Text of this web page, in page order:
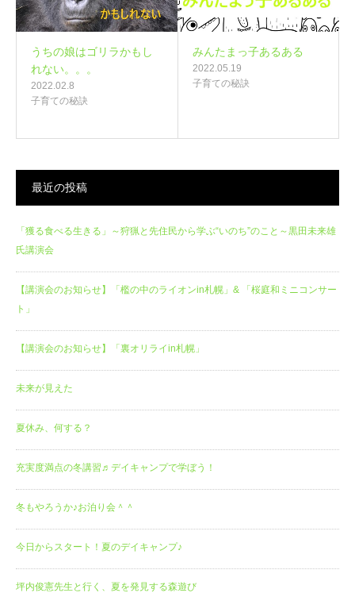
うちの娘はゴリラかもし
れない。。。
2022.02.8
子育ての秘訣
みんたまっ子あるある
2022.05.19
子育ての秘訣
最近の投稿
「獲る食べる生きる」～狩猟と先住民から学ぶ“いのち”のこと～黒田未来雄
氏講演会
【講演会のお知らせ】「檻の中のライオンin札幌」& 「桜庭和ミニコンサー
ト」
【講演会のお知らせ】「裏オリライin札幌」
未来が見えた
夏休み、何する？
充実度満点の冬講習♬デイキャンプで学ぼう！
冬もやろうか♪お泊り会＾＾
今日からスタート！夏のデイキャンプ♪
坪内俊憲先生と行く、夏を発見する森遊び